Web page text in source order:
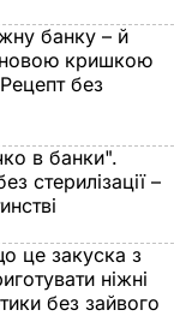
банку – й
кришкою
без
в банки".
стерилізації –
це закуска з
ніжні
без зайвого